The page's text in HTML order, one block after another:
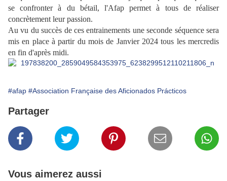
se confronter à du bétail, l'Afap permet à tous de réaliser
concrètement leur passion.
Au vu du succès de ces entrainements une seconde séquence sera
mis en place à partir du mois de Janvier 2024 tous les mercredis
en fin d'après midi.
#afap #Association Française des Aficionados Prácticos
Partager
Vous aimerez aussi